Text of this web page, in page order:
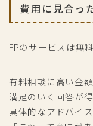
費用に見合っ
FPのサービスは無
有料相談に高い金
満足のいく回答が
具体的なアドバイス